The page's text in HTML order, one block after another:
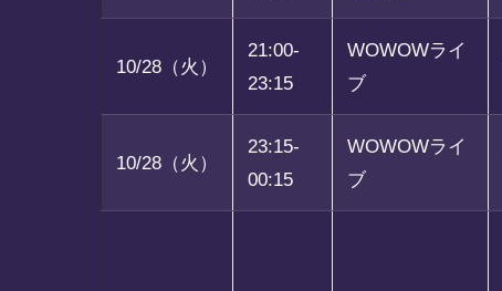
10/28（火）
21:00-
23:15
WOWOWライ
ブ
10/28（火）
23:15-
00:15
WOWOWライ
ブ